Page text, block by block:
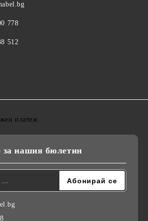
778
512
за нашия бюлетин